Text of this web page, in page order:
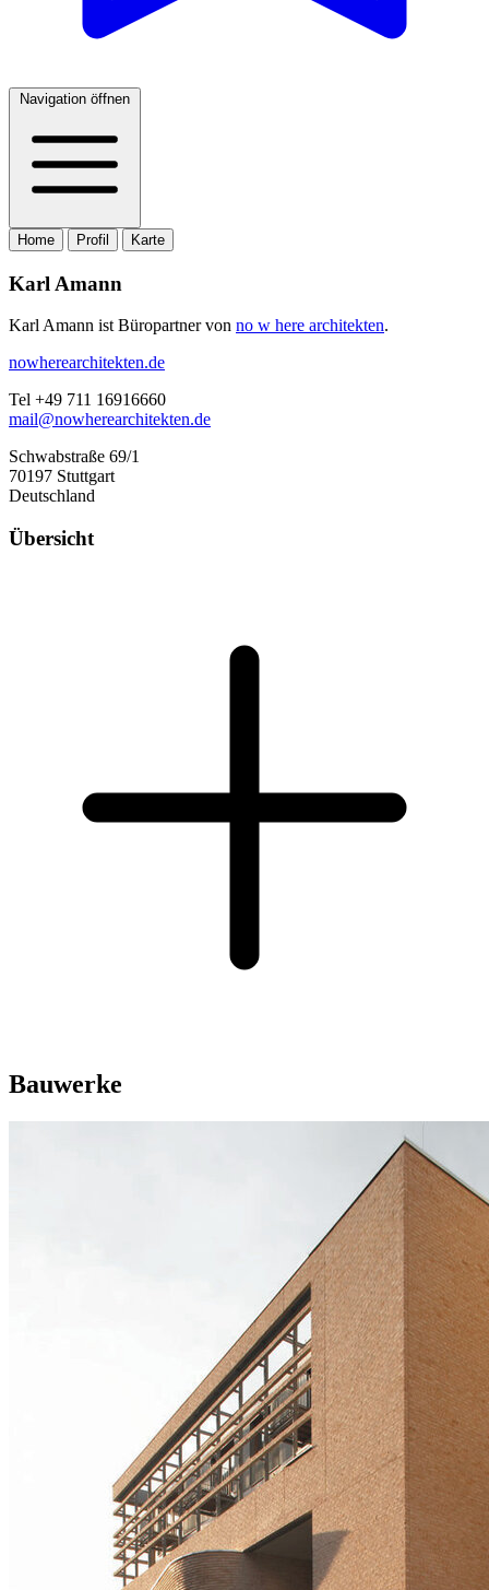
Navigation öffnen
Home Profil Karte
Karl Amann
Karl Amann ist Büropartner von no w here architekten.
nowherearchitekten.de
Tel +49 711 16916660
mail@nowherearchitekten.de
Schwabstraße 69/1
70197 Stuttgart
Deutschland
Übersicht
Bauwerke